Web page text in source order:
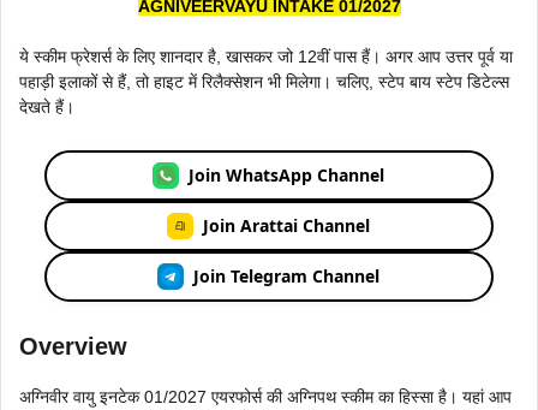
AGNIVEERVAYU INTAKE 01/2027
ये स्कीम फ्रेशर्स के लिए शानदार है, खासकर जो 12वीं पास हैं। अगर आप उत्तर पूर्व या
पहाड़ी इलाकों से हैं, तो हाइट में रिलैक्सेशन भी मिलेगा। चलिए, स्टेप बाय स्टेप डिटेल्स
देखते हैं।
Join WhatsApp Channel
Join Arattai Channel
Join Telegram Channel
Overview
अग्निवीर वायु इनटेक 01/2027 एयरफोर्स की अग्निपथ स्कीम का हिस्सा है। यहां आप